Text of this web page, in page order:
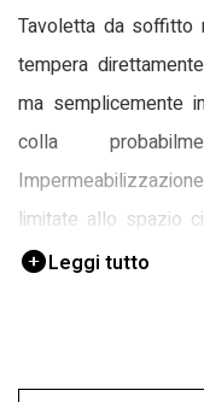
Tavoletta da soffitto
tempera
ma semplicemente
colla
limitate allo spazio
nella parte
Leggi tutto